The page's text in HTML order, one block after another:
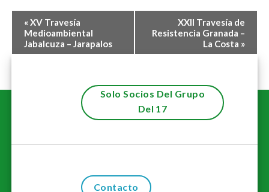
Navegación
del
Evento
«XV Travesía
Medioambiental
Jabalcuza – Jarapalos
XXII Travesía de
Resistencia Granada –
La Costa »
Solo Socios Del Grupo
Del 17
Contacto